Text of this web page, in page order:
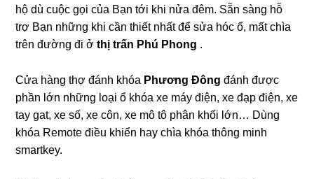
hộ dù cuộc gọi của Bạn tới khi nửa đêm. Sẵn sàng hỗ
trợ Bạn những khi cần thiết nhất để sửa hóc ổ, mất chìa
trên đường đi ởthị trấn Phú Phong .
Cửa hàng thợ đánh khóa Phương Đông đánh được
phần lớn những loại ổ khóa xe máy điện, xe đạp điện, xe
tay gat, xe số, xe côn, xe mô tô phân khối lớn… Dùng
khóa Remote điều khiển hay chìa khóa thông minh
smartkey.